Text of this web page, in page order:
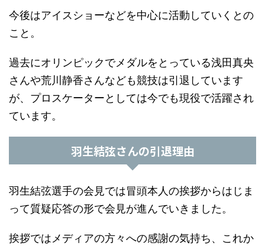
今後はアイスショーなどを中心に活動していくとの
こと。
過去にオリンピックでメダルをとっている浅田真央
さんや荒川静香さんなども競技は引退しています
が、プロスケーターとしては今でも現役で活躍され
ています。
羽生結弦さんの引退理由
羽生結弦選手の会見では冒頭本人の挨拶からはじま
って質疑応答の形で会見が進んでいきました。
挨拶ではメディアの方々への感謝の気持ち、これか